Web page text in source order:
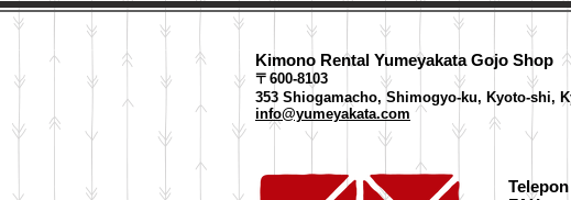
Kimono Rental Yumeyakata​ Gojo Shop
〒600-8103
353 Shiogamacho, Shimogyo-ku, Kyoto-shi,
info@yumeyakata.com